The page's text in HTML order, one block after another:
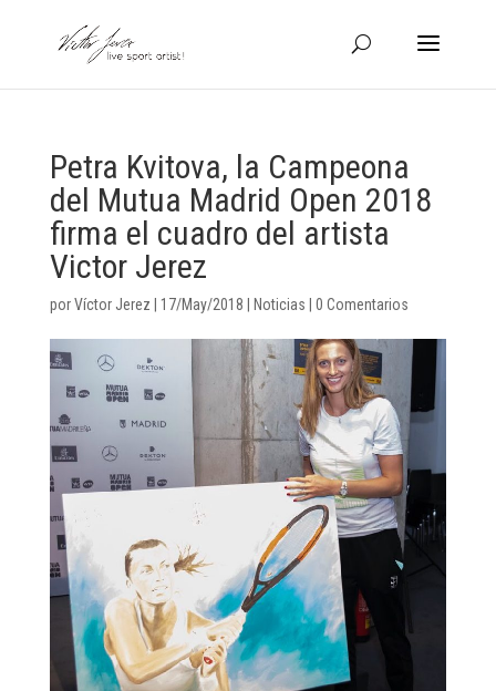
Petra Kvitova, la Campeona
del Mutua Madrid Open 2018
firma el cuadro del artista
Victor Jerez
porVíctor Jerez 17/May/2018 Noticias 0 Comentarios